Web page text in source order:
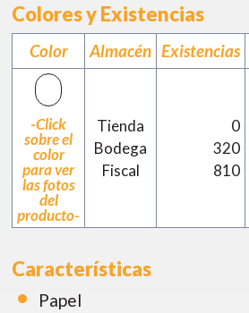
Colores y Existencias
Color Almacén Existencias
-Click
sobre el
color
para ver
las fotos
del
producto-
Tienda
Bodega
Fiscal
0
320
810
Características
Papel